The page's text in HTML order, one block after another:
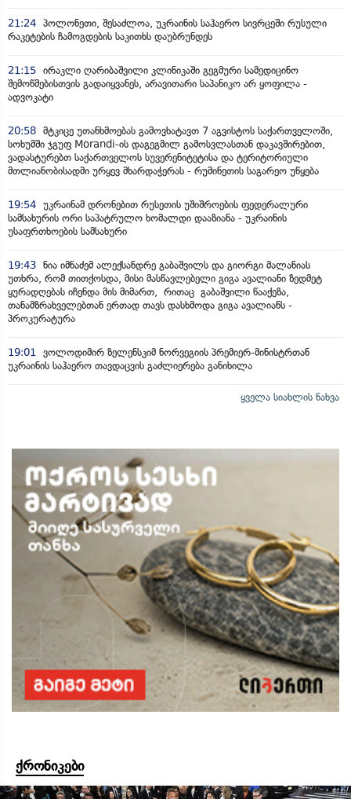
21:24 პოლონეთი, შესაძლოა, უკრაინის საჰაერო სივრცეში რუსული
რაკეტების ჩამოგდების საკითხს დაუბრუნდეს
21:15 ირაკლი ღარიბაშვილი კლინიკაში გეგმური სამედიცინო
შემოწმებისთვის გადაიყვანეს, არავითარი საპანიკო არ ყოფილა -
ადვოკატი
20:58 მტკიცე უთანხმოებას გამოვხატავთ 7 აგვისტოს საქართველოში,
სოხუმში ჯგუფ Morandi-ის დაგეგმილ გამოსვლასთან დაკავშირებით,
ვადასტურებთ საქართველოს სუვერენიტეტისა და ტერიტორიული
მთლიანობისადმი ურყევ მხარდაჭერას - რუმინეთის საგარეო უწყება
19:54 უკრაინამ დრონებით რუსეთის უშიშროების ფედერალური
სამსახურის ორი საპატრულო ხომალდი დააზიანა - უკრაინის
უსაფრთხოების სამსახური
19:43 ნია იმნაძემ ალექსანდრე გაბაშვილს და გიორგი მალანიას
უთხრა, რომ თითქოსდა, მისი მასწავლებელი გიგა ავალიანი ზედმეტ
ყურადღებას იჩენდა მის მიმართ, რითაც გაბაშვილი წააქეზა,
თანამზრახველებთან ერთად თავს დასხმოდა გიგა ავალიანს -
პროკურატურა
19:01 ვოლოდიმირ ზელენსკიმ ნორვეგიის პრემიერ-მინისტრთან
უკრაინის საჰაერო თავდაცვის გაძლიერება განიხილა
ყველა სიახლის ნახვა
ქრონიკები